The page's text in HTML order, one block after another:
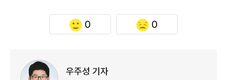
0 0
우주성 기자